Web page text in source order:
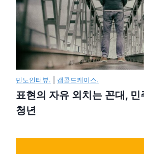
민노인터뷰. 캡콜드케이스.
표현의 자유 외치는 꼰대,
청년